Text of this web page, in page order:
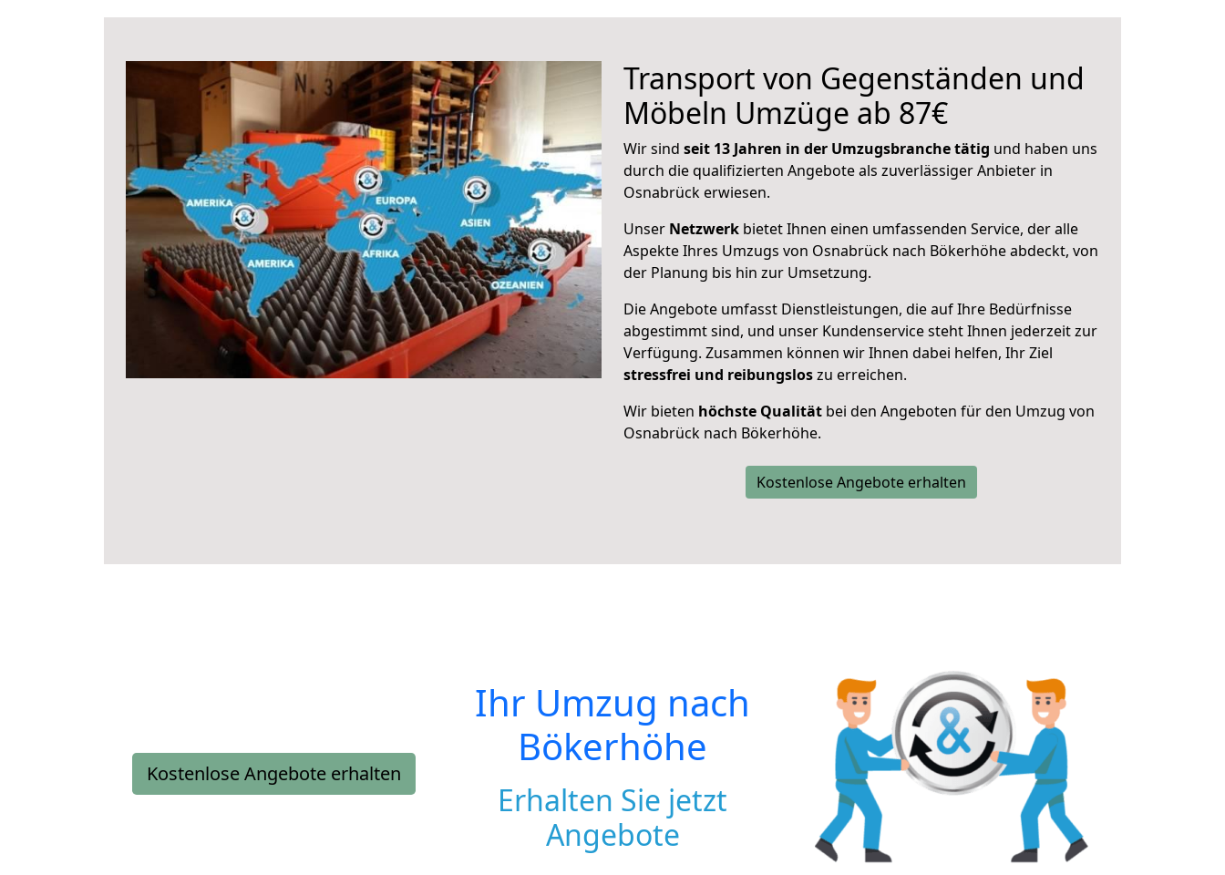
Transport von Gegenständen und
Möbeln Umzüge ab 87€
Wir sind seit 13 Jahren in der Umzugsbranche tätig und haben uns
durch die qualifizierten Angebote als zuverlässiger Anbieter in
Osnabrück erwiesen.
Unser Netzwerk bietet Ihnen einen umfassenden Service, der alle
Aspekte Ihres Umzugs von Osnabrück nach Bökerhöhe abdeckt, von
der Planung bis hin zur Umsetzung.
Die Angebote umfasst Dienstleistungen, die auf Ihre Bedürfnisse
abgestimmt sind, und unser Kundenservice steht Ihnen jederzeit zur
Verfügung. Zusammen können wir Ihnen dabei helfen, Ihr Ziel
stressfrei und reibungsloszu erreichen.
Wir bieten höchste Qualität bei den Angeboten für den Umzug von
Osnabrück nach Bökerhöhe.
Kostenlose Angebote erhalten
Kostenlose Angebote erhalten
Ihr Umzug nach
Bökerhöhe
Erhalten Sie jetzt
Angebote